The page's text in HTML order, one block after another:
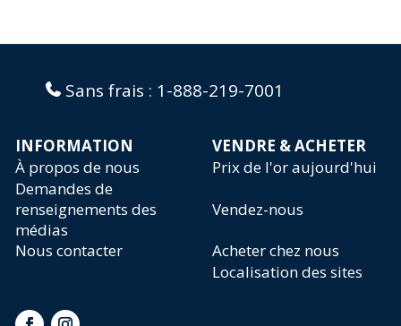
Sans frais : 1-888-219-7001
INFORMATION
VENDRE & ACHETER
À propos de nous
Prix de l'or aujourd'hui
Demandes de
renseignements des
médias
Vendez-nous
Nous contacter
Acheter chez nous
Localisation des sites